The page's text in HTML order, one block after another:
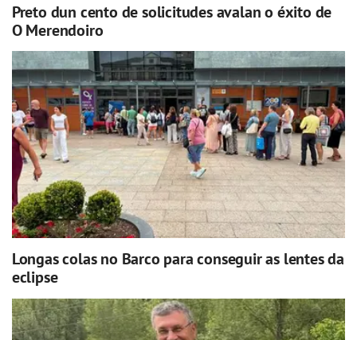
Preto dun cento de solicitudes avalan o éxito de
O Merendoiro
Longas colas no Barco para conseguir as lentes da
eclipse